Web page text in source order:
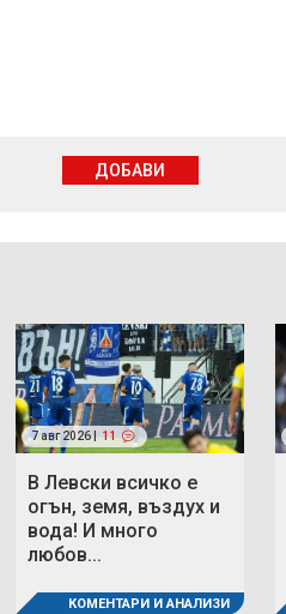
ДОБАВИ
7 авг 2026 | 11
В Левски всичко е
огън, земя, въздух и
вода! И много
любов...
КОМЕНТАРИ И АНАЛИЗИ